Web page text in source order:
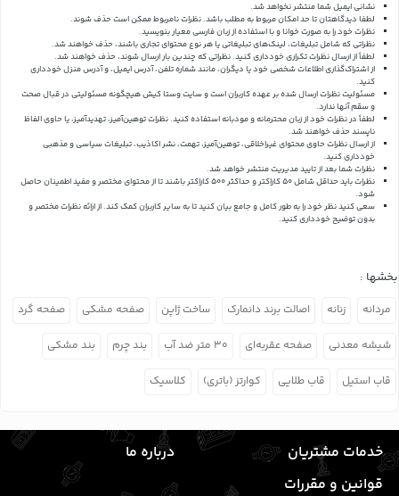
نشانی ایمیل شما منتشر نخواهد شد.
لطفا دیدگاهتان تا حد امکان مربوط به مطلب باشد. نظرات نامربوط ممکن است حذف شوند.
نظرات خود را به صورت خوانا و با استفاده از زبان فارسی معیار بنویسید.
نظراتی که شامل تبلیغات، لینک‌های تبلیغاتی یا هر نوع محتوای تجاری باشند، حذف خواهند شد.
لطفاً از ارسال نظرات تکراری خودداری کنید. نظراتی که چندین بار ارسال شوند، حذف خواهند شد.
از اشتراک‌گذاری اطلاعات شخصی خود یا دیگران، مانند شماره تلفن، آدرس ایمیل، و آدرس منزل خودداری
کنید.
مسئولیت نظرات ارسال شده بر عهده کاربران است و سایت وستا کیش هیچگونه مسئولیتی در قبال صحت
و سقم آنها ندارد.
لطفاً در نظرات خود از زبان محترمانه و مودبانه استفاده کنید. نظرات توهین‌آمیز، تهدیدآمیز، یا حاوی الفاظ
ناپسند حذف خواهند شد.
از ارسال نظرات حاوی محتوای غیراخلاقی، توهین‌آمیز، تهمت، نشر اکاذیب، تبلیغات سیاسی و مذهبی
خودداری کنید.
نظرات شما بعد از تایید مدیریت منتشر خواهد شد.
نظرات باید حداقل شامل 50 کاراکتر و حداکثر 500 کاراکتر باشند تا از محتوای مختصر و مفید اطمینان حاصل
شود.
سعی کنید نظر خود را به طور کامل و جامع بیان کنید تا به سایر کاربران کمک کند.از ارائه نظرات مختصر و
بدون توضیح خودداری کنید.
بخشها :
مردانه زنانه اصالت برند دانمارک ساخت ژاپن صفحه مشکی صفحه گرد
شیشه معدنی صفحه عقربه‌ای ۳۰ متر ضد آب بند چرم بند مشکی
قاب استیل قاب طلایی کوارتز (باتری) کلاسیک
خدمات مشتریان
درباره ما
قوانین و مقررات